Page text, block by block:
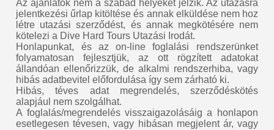
Az ajánlatok nem a szabad helyeket jelzik. Az utazásra
jelentkezési űrlap kitöltése és annak elküldése nem hoz
létre utazási szerződést, és annak megkötésére nem
kötelezi a Dive Hard Tours Utazási Irodát.
Honlapunkat, és az on-line foglalási rendszerünket
folyamatosan fejlesztjük, az ott rögzített adatokat
állandóan ellenőrizzük, de alkalmi rendszerhiba, vagy
hibás adatbevitel előfordulása így sem zárható ki.
Hibás, téves adat megrendelés, szerződéskötés
alapjául nem szolgálhat.
A foglalás/megrendelés visszaigazolásáig a honlapon
esetlegesen tévesen, vagy hibásan megjelent ár, vagy